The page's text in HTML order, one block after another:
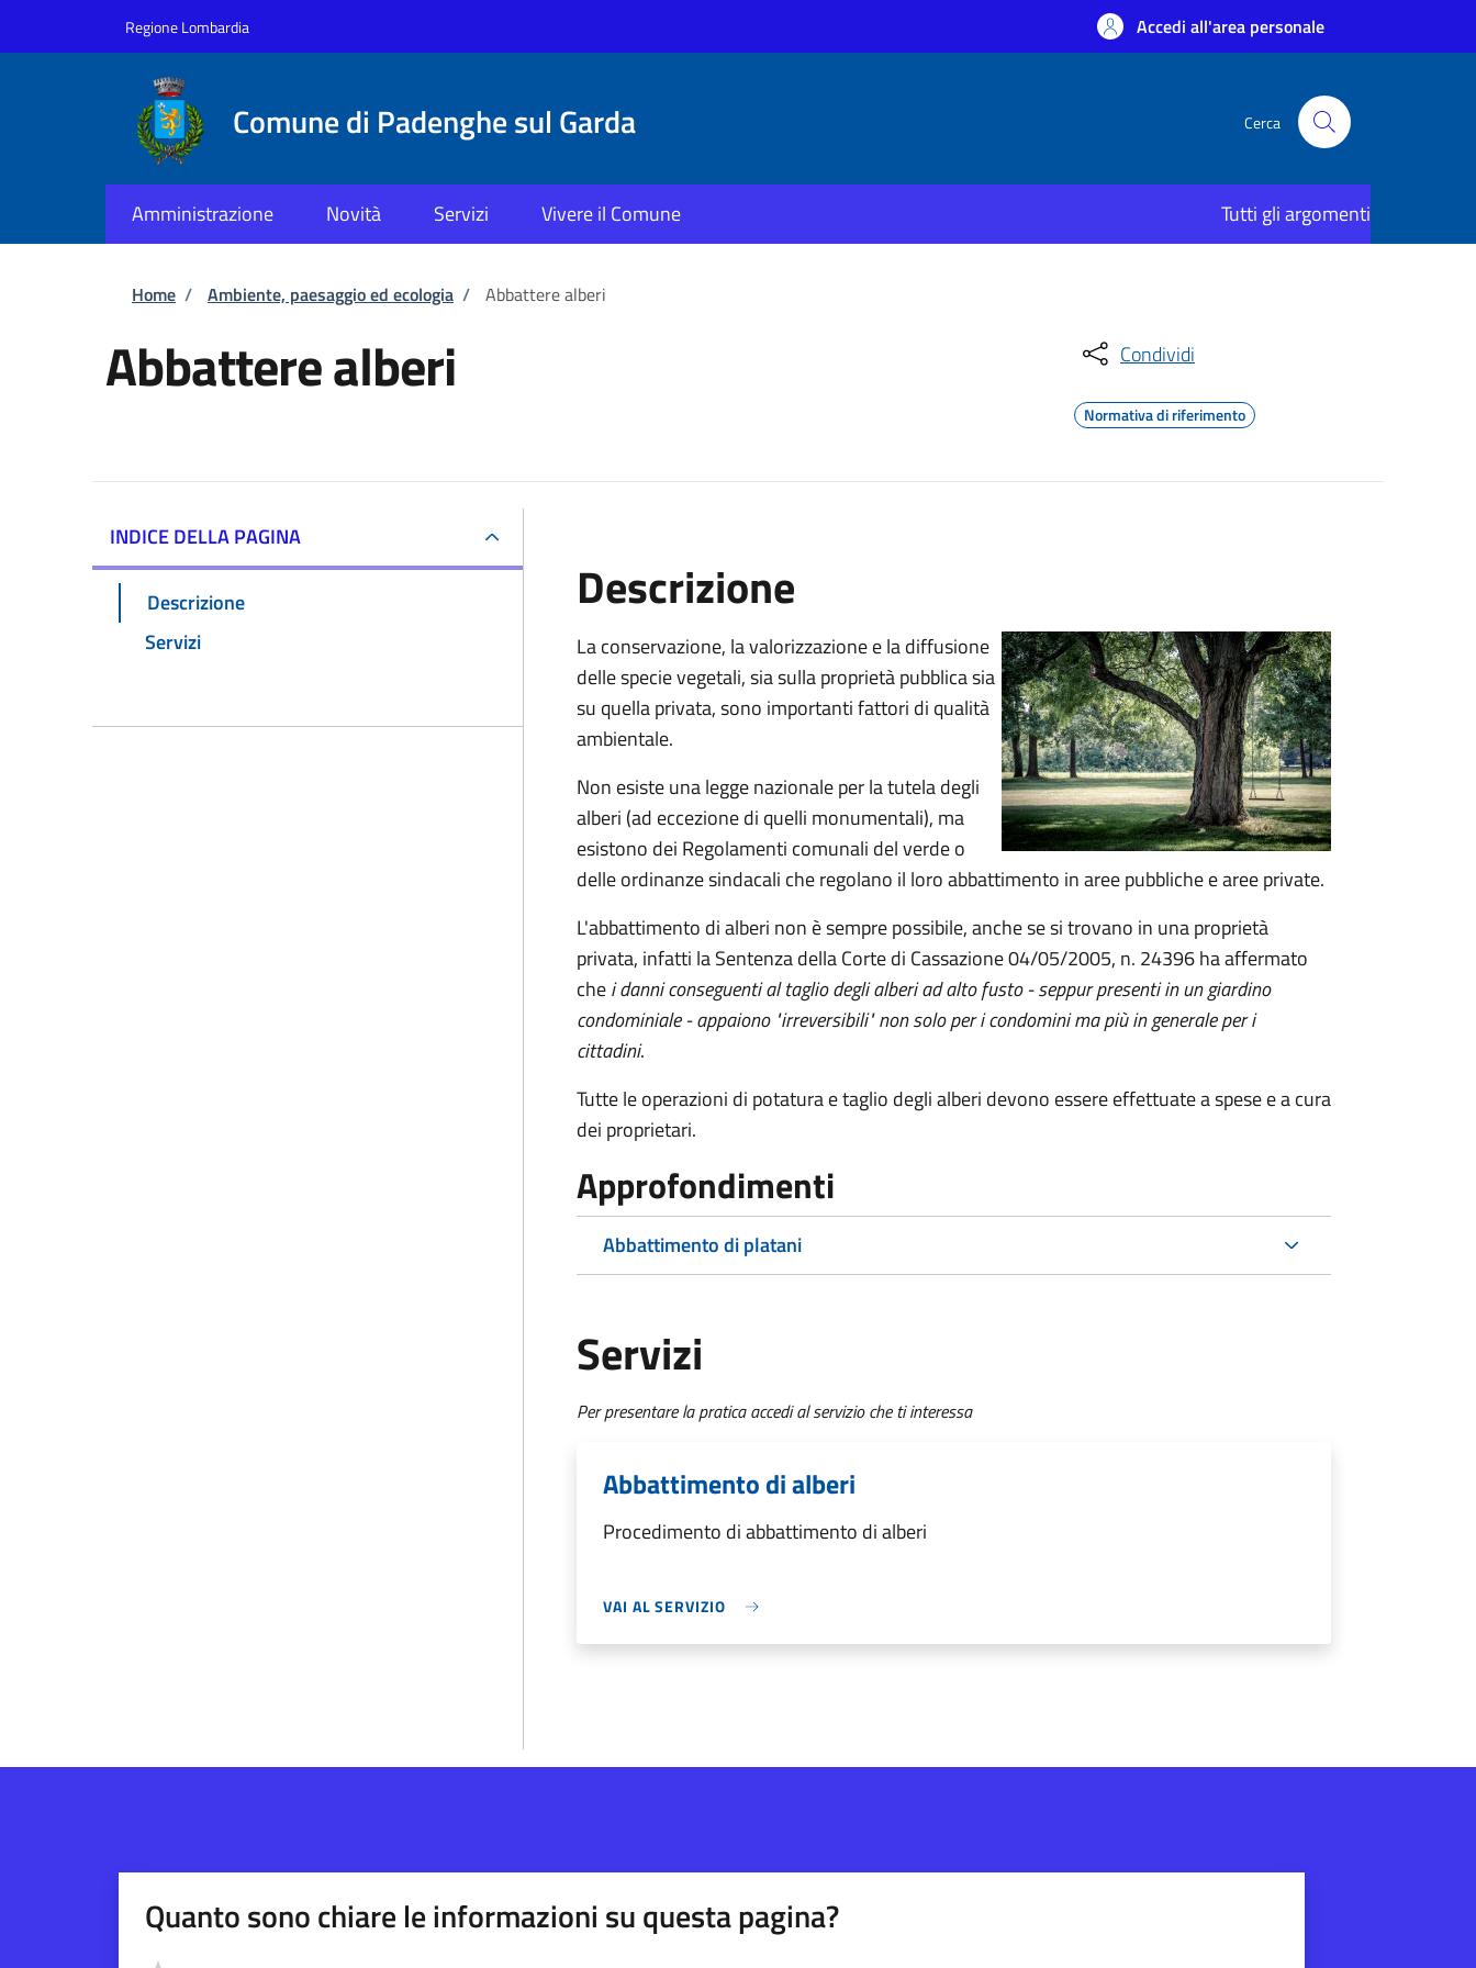
Regione Lombardia Accedi all'area personale
Comune di Padenghe sul Garda Cerca
Amministrazione Novità Servizi Vivere il Comune Tutti gli argomenti
Briciole di pane
Home / Ambiente, paesaggio ed ecologia / Abbattere alberi
Abbattere alberi Condividi
Normativa di riferimento
INDICE DELLA PAGINA
Descrizione
Servizi
Descrizione
La conservazione, la valorizzazione e la diffusione
delle specie vegetali, sia sulla proprietà pubblica sia
su quella privata, sono importanti fattori di qualità
ambientale.
Non esiste una legge nazionale per la tutela degli
alberi (ad eccezione di quelli monumentali), ma
esistono dei Regolamenti comunali del verde o
delle ordinanze sindacali che regolano il loro abbattimento in aree pubbliche e aree private.
L'abbattimento di alberi non è sempre possibile, anche se si trovano in una proprietà
privata, infatti la Sentenza della Corte di Cassazione 04/05/2005, n. 24396 ha affermato
chei danni conseguenti al taglio degli alberi ad alto fusto - seppur presenti in un giardino
condominiale - appaiono "irreversibili" non solo per i condomini ma più in generale per i
cittadini.
Tutte le operazioni di potatura e taglio degli alberi devono essere effettuate a spese e a cura
dei proprietari.
Approfondimenti
Abbattimento di platani
Servizi
Per presentare la pratica accedi al servizio che ti interessa
Abbattimento di alberi
Procedimento di abbattimento di alberi
VAI AL SERVIZIO
Quanto sono chiare le informazioni su questa pagina?
Valutazione